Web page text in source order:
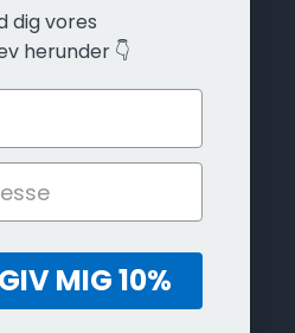
eller ViaBill delbetalinger
dig vores
herunder 👇
MIG 10%